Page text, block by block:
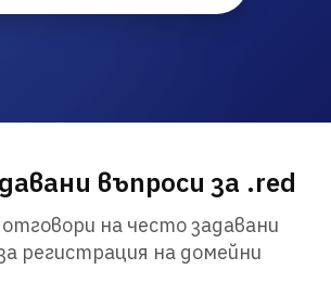
въпроси за .red
на често задавани
регистрация на домейни